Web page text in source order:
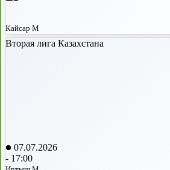
Кайсар М
Вторая лига Казахстана
07.07.2026
- 17:00